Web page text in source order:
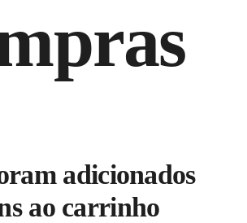
adicionados
ao carrinho